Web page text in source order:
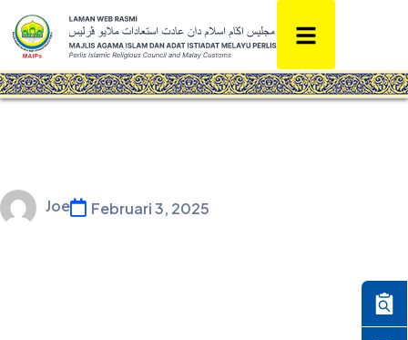
Joe Februari 3, 2025